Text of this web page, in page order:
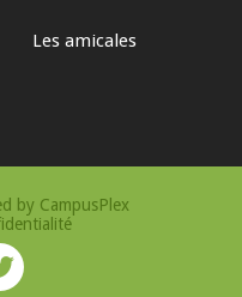
Les amicales
by CampusPlex